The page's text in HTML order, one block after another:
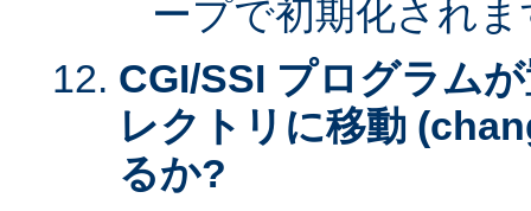
ープで初期化されま
CGI/SSI プログラム
レクトリに移動
るか?